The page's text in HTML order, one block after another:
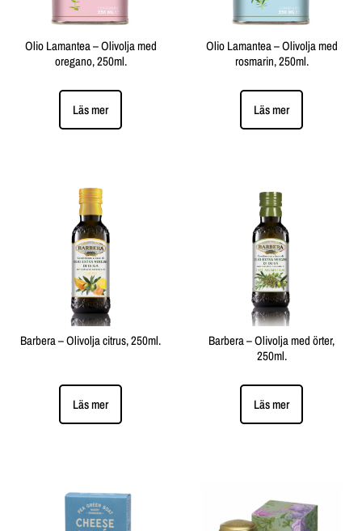
Olio Lamantea – Olivolja med
oregano, 250ml.
Läs mer
Olio Lamantea – Olivolja med
rosmarin, 250ml.
Läs mer
Barbera – Olivolja citrus, 250ml.
Läs mer
Barbera – Olivolja med örter,
250ml.
Läs mer